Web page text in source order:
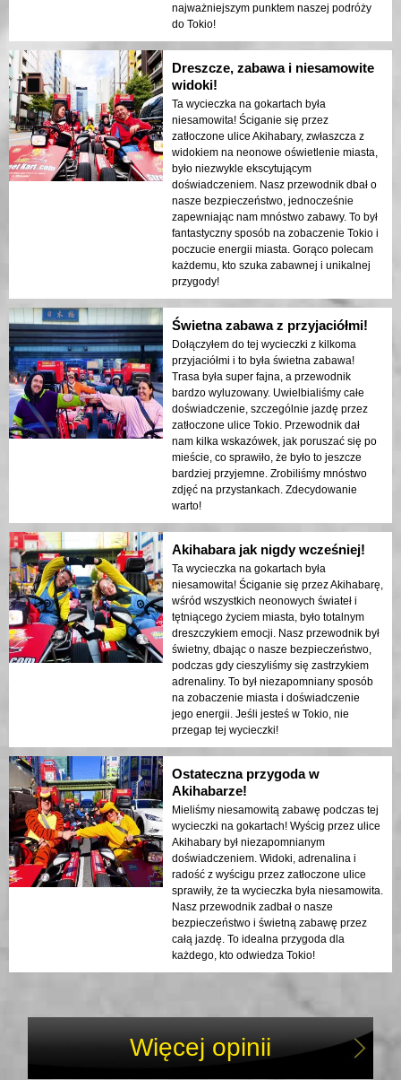
najważniejszym punktem naszej podróży
do Tokio!
Dreszcze, zabawa i niesamowite
widoki!
Ta wycieczka na gokartach była
niesamowita! Ściganie się przez
zatłoczone ulice Akihabary, zwłaszcza z
widokiem na neonowe oświetlenie miasta,
było niezwykle ekscytującym
doświadczeniem. Nasz przewodnik dbał o
nasze bezpieczeństwo, jednocześnie
zapewniając nam mnóstwo zabawy. To był
fantastyczny sposób na zobaczenie Tokio i
poczucie energii miasta. Gorąco polecam
każdemu, kto szuka zabawnej i unikalnej
przygody!
Świetna zabawa z przyjaciółmi!
Dołączyłem do tej wycieczki z kilkoma
przyjaciółmi i to była świetna zabawa!
Trasa była super fajna, a przewodnik
bardzo wyluzowany. Uwielbialiśmy całe
doświadczenie, szczególnie jazdę przez
zatłoczone ulice Tokio. Przewodnik dał
nam kilka wskazówek, jak poruszać się po
mieście, co sprawiło, że było to jeszcze
bardziej przyjemne. Zrobiliśmy mnóstwo
zdjęć na przystankach. Zdecydowanie
warto!
Akihabara jak nigdy wcześniej!
Ta wycieczka na gokartach była
niesamowita! Ściganie się przez Akihabarę,
wśród wszystkich neonowych świateł i
tętniącego życiem miasta, było totalnym
dreszczykiem emocji. Nasz przewodnik był
świetny, dbając o nasze bezpieczeństwo,
podczas gdy cieszyliśmy się zastrzykiem
adrenaliny. To był niezapomniany sposób
na zobaczenie miasta i doświadczenie
jego energii. Jeśli jesteś w Tokio, nie
przegap tej wycieczki!
Ostateczna przygoda w
Akihabarze!
Mieliśmy niesamowitą zabawę podczas tej
wycieczki na gokartach! Wyścig przez ulice
Akihabary był niezapomnianym
doświadczeniem. Widoki, adrenalina i
radość z wyścigu przez zatłoczone ulice
sprawiły, że ta wycieczka była niesamowita.
Nasz przewodnik zadbał o nasze
bezpieczeństwo i świetną zabawę przez
całą jazdę. To idealna przygoda dla
każdego, kto odwiedza Tokio!
Więcej opinii